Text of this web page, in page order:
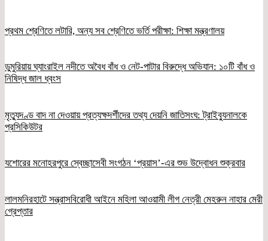
প্রথম শ্রেণিতে লটারি, অন্য সব শ্রেণিতে ভর্তি পরীক্ষা: শিক্ষা মন্ত্রণালয়
ডুমুরিয়ায় ঘ্যাংরাইল নদীতে অবৈধ বাঁধ ও নেট-পাটার বিরুদ্ধে অভিযান: ১০টি বাঁধ ও
নিষিদ্ধ জাল ধ্বংস
মৃত্যুদণ্ড বাদ না দেওয়ায় প্রত্যক্ষদর্শীদের তথ্য দেয়নি জাতিসংঘ: ট্রাইব্যুনালকে
প্রসিকিউটর
যশোরের মনোহরপুরে স্বেচ্ছাসেবী সংগঠন ‘প্রয়াস’-এর শুভ উদ্বোধন শুক্রবার
লালমনিরহাটে সন্ত্রাসবিরোধী আইনে মহিলা আওয়ামী লীগ নেত্রী মেহরুন নাহার মেরী
গ্রেপ্তার